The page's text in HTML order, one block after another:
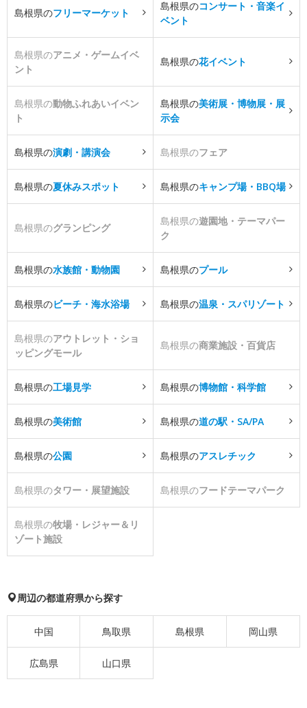
島根県のフリーマーケット
島根県のコンサート・音楽イ
ベント
島根県のアニメ・ゲームイベ
ント
島根県の花イベント
島根県の動物ふれあいイベン
ト
島根県の美術展・博物展・展
示会
島根県の演劇・講演会 島根県のフェア
島根県の夏休みスポット 島根県のキャンプ場・BBQ場
島根県のグランピング
島根県の遊園地・テーマパー
ク
島根県の水族館・動物園 島根県のプール
島根県のビーチ・海水浴場 島根県の温泉・スパリゾート
島根県のアウトレット・ショ
ッピングモール
島根県の商業施設・百貨店
島根県の工場見学 島根県の博物館・科学館
島根県の美術館 島根県の道の駅・SA/PA
島根県の公園 島根県のアスレチック
島根県のタワー・展望施設 島根県のフードテーマパーク
島根県の牧場・レジャー＆リ
ゾート施設
周辺の都道府県から探す
中国 鳥取県 島根県 岡山県
広島県 山口県